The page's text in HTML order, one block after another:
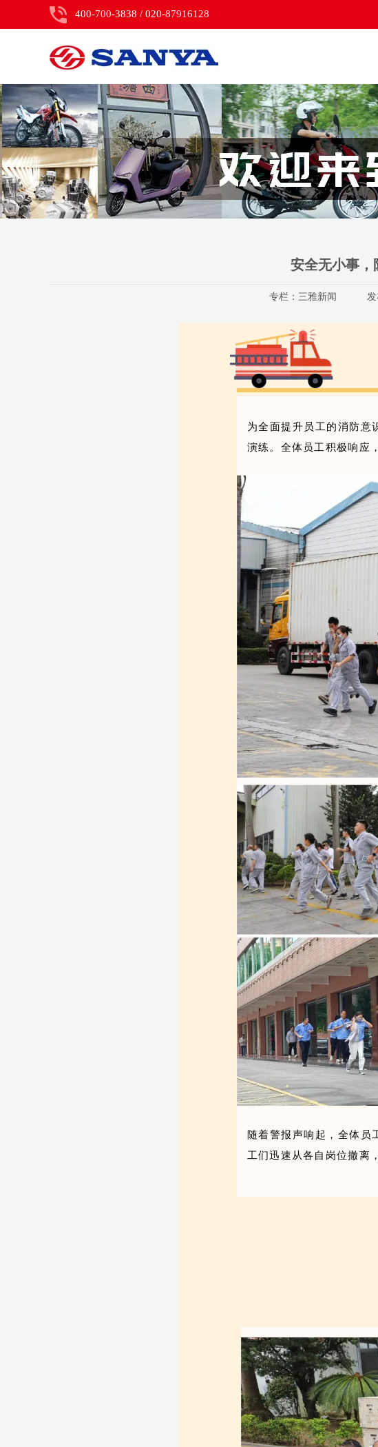
400-700-3838 / 020-87916128
安全无小事，
专栏： 三雅新闻 发
为全面提升员工的消防意
演练。全体员工积极响应
随着警报声响起，全体员
工们迅速从各自岗位撤离